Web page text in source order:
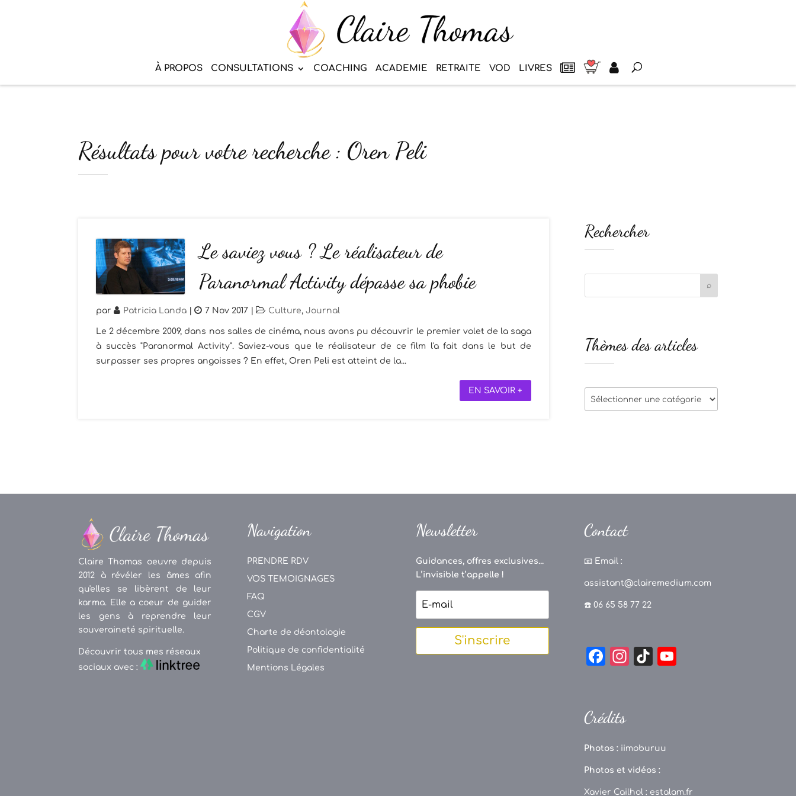
À PROPOS CONSULTATIONS COACHING ACADEMIE RETRAITE VOD LIVRES
Résultats pour votre recherche : Oren Peli
Le saviez vous ? Le réalisateur de
Paranormal Activity dépasse sa phobie
par Patricia Landa | 7 Nov 2017 | Culture, Journal
Le 2 décembre 2009, dans nos salles de cinéma, nous avons pu découvrir le premier volet de la saga
à succès "Paranormal Activity". Saviez-vous que le réalisateur de ce film l'a fait dans le but de
surpasser ses propres angoisses ? En effet, Oren Peli est atteint de la...
EN SAVOIR +
Rechercher
Thèmes des articles
Thèmes
des
Claire Thomas oeuvre depuis
2012 à révéler les âmes afin
qu'elles se libèrent de leur
karma. Elle a coeur de guider
les gens à reprendre leur
souveraineté spirituelle.
Découvrir tous mes réseaux
sociaux avec :
Navigation
PRENDRE RDV
VOS TEMOIGNAGES
FAQ
CGV
Charte de déontologie
Politique de confidentialité
Mentions Légales
Newsletter
Guidances, offres exclusives...
L’invisible t’appelle !
S'inscrire
Contact
📧 Email :
assistant@clairemedium.com
☎️ 06 65 58 77 22
F
e
o
o
k
In
a
m
Ti
C
Crédits
Photos : iimoburuu
Photos et vidéos :
Xavier Cailhol : estalam.fr